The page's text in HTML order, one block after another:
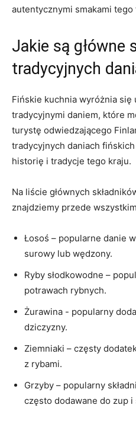
autentycznymi smakami
Jakie są główne
tradycyjnych
Fińskie‍ kuchnia wyróżnia się⁣
tradycyjnymi daniem, które
turystę ‍odwiedzającego
tradycyjnych daniach
historię i⁣ tradycje⁤ tego kraju.
Na liście głównych
znajdziemy przede
Łosoś – popularne danie
surowy ​lub⁤ wędzony.
Ryby słodkowodne –
potrawach rybnych.
Żurawina ⁤- popularny
dziczyzny.
Ziemniaki – częsty
z ⁣rybami.
Grzyby – popularny
często dodawane do zup i